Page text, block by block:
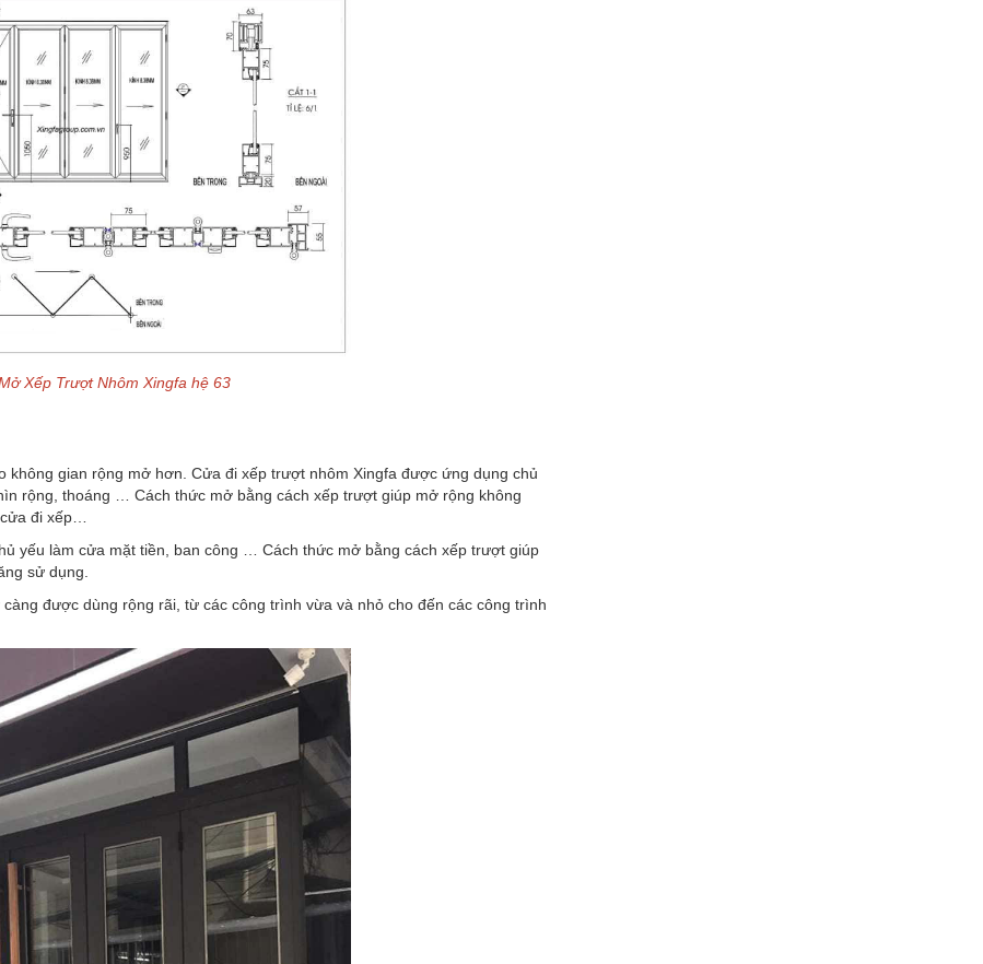
Xếp Trượt Nhôm Xingfa hệ 63
không gian rộng mở hơn. Cửa đi xếp trượt nhôm Xingfa được ứng dụng chủ
rộng, thoáng … Cách thức mở bằng cách xếp trượt giúp mở rộng không
đi xếp…
yếu làm cửa mặt tiền, ban công … Cách thức mở bằng cách xếp trượt giúp
sử dụng.
được dùng rộng rãi, từ các công trình vừa và nhỏ cho đến các công trình